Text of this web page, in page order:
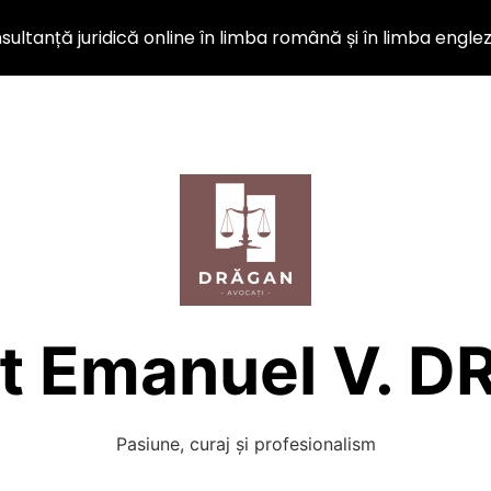
Emanuel V.
Pasiune, curaj și profesionalism
juridică online în limba română și în limba